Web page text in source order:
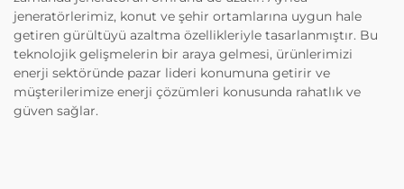
jeneratörlerimiz, konut ve şehir ortamlarına uygun hale
getiren gürültüyü azaltma özellikleriyle tasarlanmıştır. Bu
teknolojik gelişmelerin bir araya gelmesi, ürünlerimizi
enerji sektöründe pazar lideri konumuna getirir ve
müşterilerimize enerji çözümleri konusunda rahatlık ve
güven sağlar.